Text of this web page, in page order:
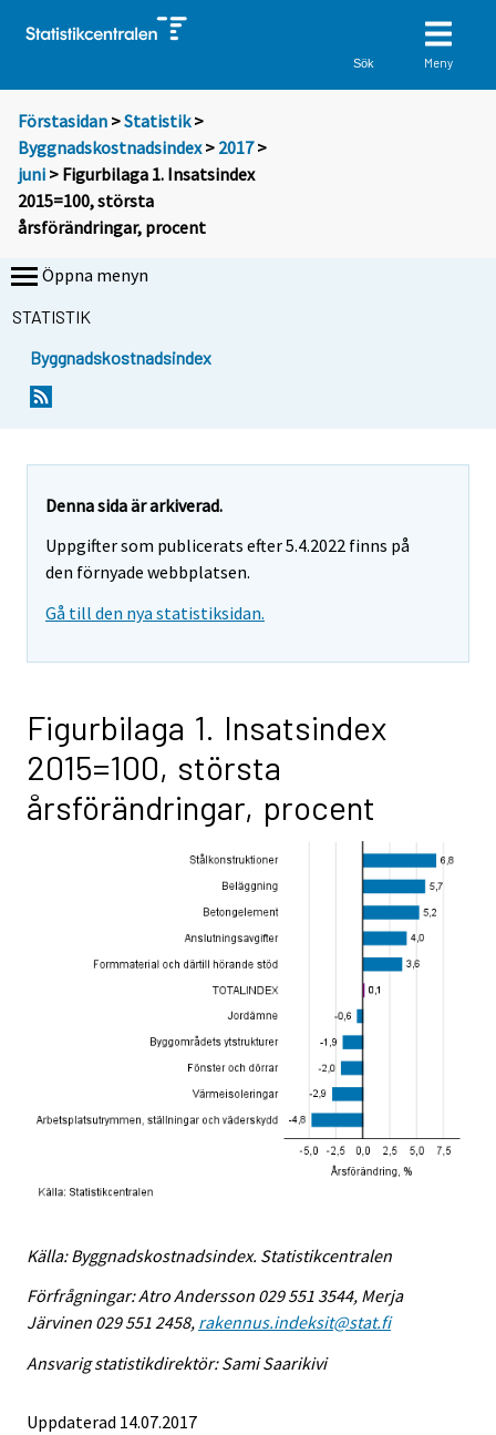
Sök Meny
Förstasidan >Statistik >
Byggnadskostnadsindex> 2017>
juni > Figurbilaga 1. Insatsindex
2015=100, största
årsförändringar, procent
Öppna menyn
STATISTIK
Byggnadskostnadsindex
Denna sida är arkiverad.
Uppgifter som publicerats efter 5.4.2022 finns på
den förnyade webbplatsen.
Gå till den nya statistiksidan.
Figurbilaga 1. Insatsindex
2015=100, största
årsförändringar, procent
Källa: Byggnadskostnadsindex. Statistikcentralen
Förfrågningar: Atro Andersson 029 551 3544, Merja
Järvinen 029 551 2458, rakennus.indeksit@stat.fi
Ansvarig statistikdirektör: Sami Saarikivi
Uppdaterad 14.07.2017